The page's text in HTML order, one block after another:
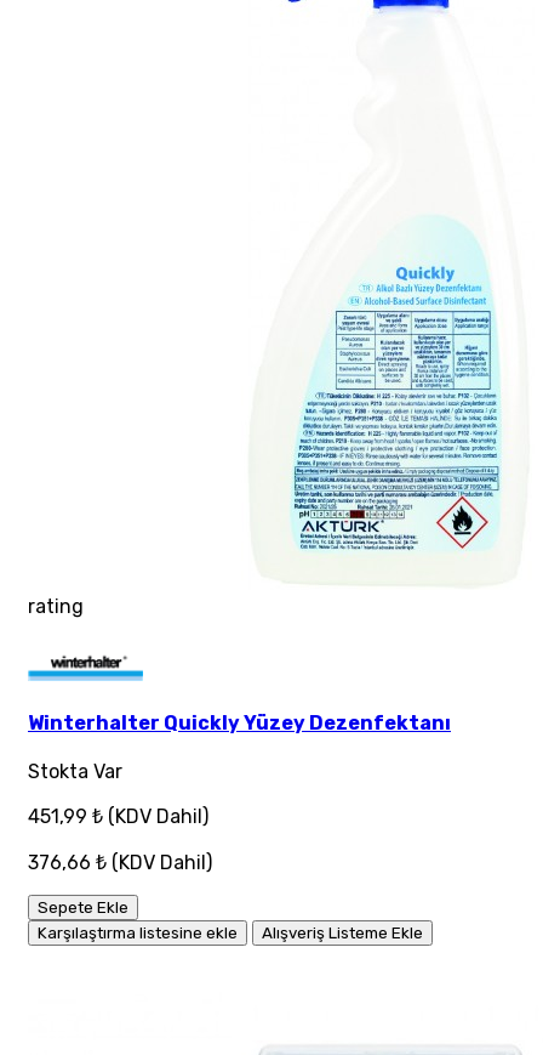
rating
Winterhalter Quickly Yüzey Dezenfektanı
Stokta Var
451,99 ₺ (KDV Dahil)
376,66 ₺ (KDV Dahil)
Sepete Ekle
Karşılaştırma listesine ekle
Alışveriş Listeme Ekle